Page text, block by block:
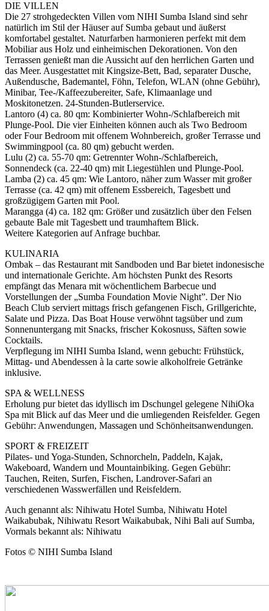
DIE VILLEN
Die 27 strohgedeckten Villen vom NIHI Sumba Island sind sehr
natürlich im Stil der Häuser auf Sumba gebaut und äußerst
komfortabel gestaltet. Naturfarben harmonieren perfekt mit dem
Mobiliar aus Holz und einheimischen Dekorationen. Von den
Terrassen genießt man die Aussicht auf den herrlichen Garten und
das Meer. Ausgestattet mit Kingsize-Bett, Bad, separater Dusche,
Außendusche, Bademantel, Föhn, Telefon, WLAN (ohne Gebühr),
Minibar, Tee-/Kaffeezubereiter, Safe, Klimaanlage und
Moskitonetzen. 24-Stunden-Butlerservice.
Lantoro (4) ca. 80 qm: Kombinierter Wohn-/Schlafbereich mit
Plunge-Pool. Die vier Einheiten können auch als Two Bedroom
oder Four Bedroom mit offenem Wohnbereich, großer Terrasse und
Swimmingpool (ca. 80 qm) gebucht werden.
Lulu (2) ca. 55-70 qm: Getrennter Wohn-/Schlafbereich,
Sonnendeck (ca. 22-40 qm) mit Liegestühlen und Plunge-Pool.
Lamba (2) ca. 45 qm: Wie Lantoro, näher zum Wasser mit großer
Terrasse (ca. 42 qm) mit offenem Essbereich, Tagesbett und
großzügigem Garten mit Pool.
Marangga (4) ca. 182 qm: Größer und zusätzlich über den Felsen
gebaute Bale mit Tagesbett und traumhaftem Blick.
Weitere Kategorien auf Anfrage buchbar.
KULINARIA
Ombak – das Restaurant mit Sandboden und Bar bietet indonesische
und internationale Gerichte. Am höchsten Punkt des Resorts
empfängt das Menara mit wöchentlichem Barbecue und
Vorstellungen der „Sumba Foundation Movie Night”. Der Nio
Beach Club serviert mittags frisch gefangenen Fisch, Grillgerichte,
Salate und Pizza. Das Boat House verwöhnt tagsüber und zum
Sonnenuntergang mit Snacks, frischer Kokosnuss, Säften sowie
Cocktails.
Verpflegung im NIHI Sumba Island, wenn gebucht: Frühstück,
Mittag- und Abendessen à la carte sowie alkoholfreie Getränke
inklusive.
SPA & WELLNESS
Erholung pur bietet das idyllisch im Dschungel gelegene NihiOka
Spa mit Blick auf das Meer und die umliegenden Reisfelder. Gegen
Gebühr: Anwendungen, Massagen und Schönheitsanwendungen.
SPORT & FREIZEIT
Pilates- und Yoga-Stunden, Schnorcheln, Paddeln, Kajak,
Wakeboard, Wandern und Mountainbiking. Gegen Gebühr:
Tauchen, Reiten, Surfen, Fischen, Landrover-Safari an
verschiedenen Wasswerfällen und Reisfeldern.
Auch genannt als: Nihiwatu Hotel Sumba, Nihiwatu Hotel
Waikabubak, Nihiwatu Resort Waikabubak, Nihi Bali auf Sumba,
Vormals bekannt als: Nihiwatu
Fotos © NIHI Sumba Island